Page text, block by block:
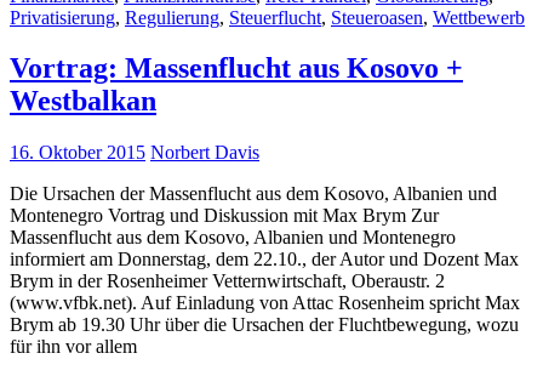
Privatisierung, Regulierung, Steuerflucht, Steueroasen, Wettbewerb
Vortrag: Massenflucht aus Kosovo +
Westbalkan
16. Oktober 2015 Norbert Davis
Die Ursachen der Massenflucht aus dem Kosovo, Albanien und
Montenegro Vortrag und Diskussion mit Max Brym Zur
Massenflucht aus dem Kosovo, Albanien und Montenegro
informiert am Donnerstag, dem 22.10., der Autor und Dozent Max
Brym in der Rosenheimer Vetternwirtschaft, Oberaustr. 2
(www.vfbk.net). Auf Einladung von Attac Rosenheim spricht Max
Brym ab 19.30 Uhr über die Ursachen der Fluchtbewegung, wozu
für ihn vor allem